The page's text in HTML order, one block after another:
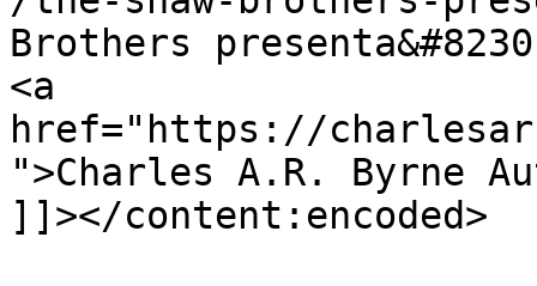
Brothers
<a
href="https://
">Charles A.R. Byrne
]]></content:encoded>